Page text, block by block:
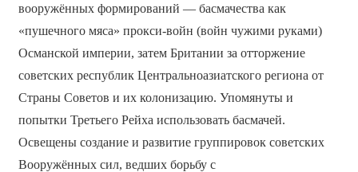
вооружённых формирований — басмачества как
«пушечного мяса» прокси-войн (войн чужими руками)
Османской империи, затем Британии за отторжение
советских республик Центральноазиатского региона от
Страны Советов и их колонизацию. Упомянуты и
попытки Третьего Рейха использовать басмачей.
Освещены создание и развитие группировок советских
Вооружённых сил, ведших борьбу с